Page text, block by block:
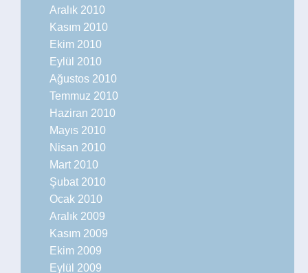
Aralık 2010
Kasım 2010
Ekim 2010
Eylül 2010
Ağustos 2010
Temmuz 2010
Haziran 2010
Mayıs 2010
Nisan 2010
Mart 2010
Şubat 2010
Ocak 2010
Aralık 2009
Kasım 2009
Ekim 2009
Eylül 2009